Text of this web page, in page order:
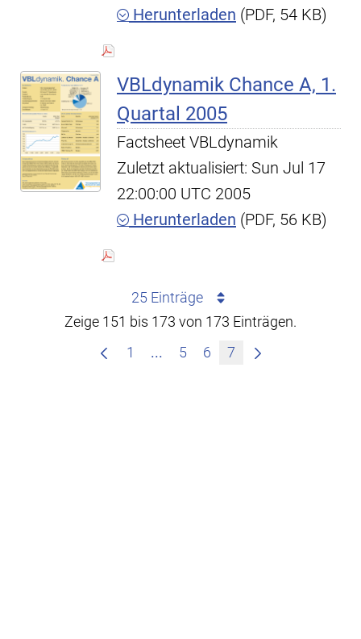
Herunterladen (PDF, 54 KB)
VBLdynamik Chance A, 1.
Quartal 2005
Factsheet VBLdynamik
Zuletzt aktualisiert: Sun Jul 17
22:00:00 UTC 2005
Herunterladen (PDF, 56 KB)
25 Einträge
Zeige 151 bis 173 von 173 Einträgen.
1
... Zwischenseiten Navigieren
5 6 7